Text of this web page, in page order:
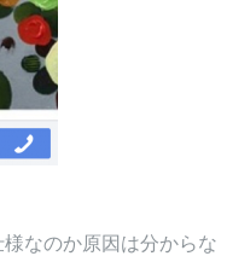
なのか原因は分からな